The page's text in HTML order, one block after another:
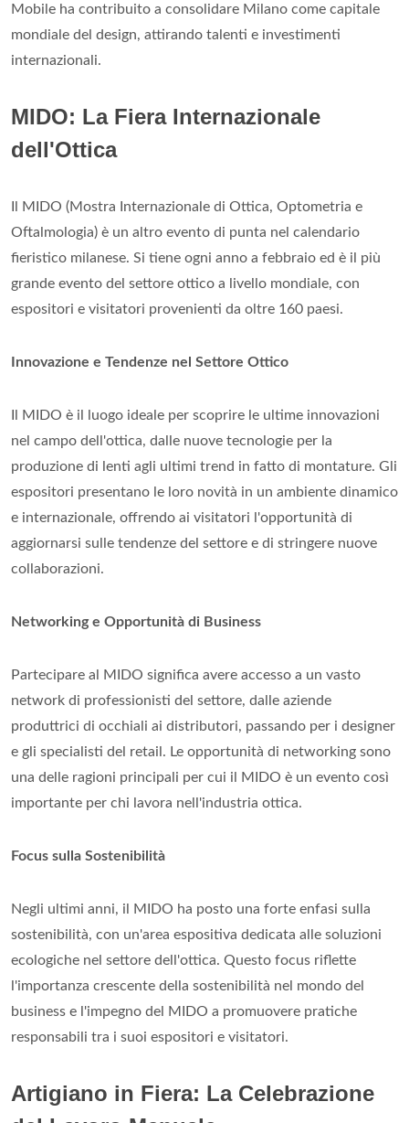
Mobile ha contribuito a consolidare Milano come capitale
mondiale del design, attirando talenti e investimenti
internazionali.
MIDO: La Fiera Internazionale
dell'Ottica
Il MIDO (Mostra Internazionale di Ottica, Optometria e
Oftalmologia) è un altro evento di punta nel calendario
fieristico milanese. Si tiene ogni anno a febbraio ed è il più
grande evento del settore ottico a livello mondiale, con
espositori e visitatori provenienti da oltre 160 paesi.
Innovazione e Tendenze nel Settore Ottico
Il MIDO è il luogo ideale per scoprire le ultime innovazioni
nel campo dell'ottica, dalle nuove tecnologie per la
produzione di lenti agli ultimi trend in fatto di montature. Gli
espositori presentano le loro novità in un ambiente dinamico
e internazionale, offrendo ai visitatori l'opportunità di
aggiornarsi sulle tendenze del settore e di stringere nuove
collaborazioni.
Networking e Opportunità di Business
Partecipare al MIDO significa avere accesso a un vasto
network di professionisti del settore, dalle aziende
produttrici di occhiali ai distributori, passando per i designer
e gli specialisti del retail. Le opportunità di networking sono
una delle ragioni principali per cui il MIDO è un evento così
importante per chi lavora nell'industria ottica.
Focus sulla Sostenibilità
Negli ultimi anni, il MIDO ha posto una forte enfasi sulla
sostenibilità, con un'area espositiva dedicata alle soluzioni
ecologiche nel settore dell'ottica. Questo focus riflette
l'importanza crescente della sostenibilità nel mondo del
business e l'impegno del MIDO a promuovere pratiche
responsabili tra i suoi espositori e visitatori.
Artigiano in Fiera: La Celebrazione